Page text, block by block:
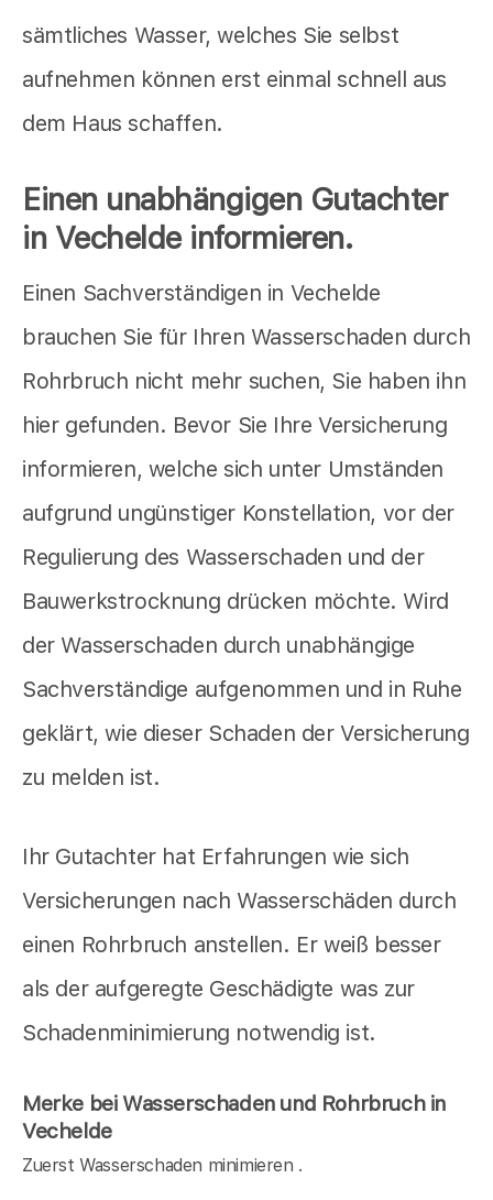
sämtliches Wasser, welches Sie selbst
aufnehmen können erst einmal schnell aus
dem Haus schaffen.
Einen unabhängigen Gutachter
in Vechelde informieren.
Einen Sachverständigen in Vechelde
brauchen Sie für Ihren Wasserschaden durch
Rohrbruch nicht mehr suchen, Sie haben ihn
hier gefunden. Bevor Sie Ihre Versicherung
informieren, welche sich unter Umständen
aufgrund ungünstiger Konstellation, vor der
Regulierung des Wasserschaden und der
Bauwerkstrocknung drücken möchte. Wird
der Wasserschaden durch unabhängige
Sachverständige aufgenommen und in Ruhe
geklärt, wie dieser Schaden der Versicherung
zu melden ist.
Ihr Gutachter hat Erfahrungen wie sich
Versicherungen nach Wasserschäden durch
einen Rohrbruch anstellen. Er weiß besser
als der aufgeregte Geschädigte was zur
Schadenminimierung notwendig ist.
Merke bei Wasserschaden und Rohrbruch in
Vechelde
Zuerst Wasserschaden minimieren .